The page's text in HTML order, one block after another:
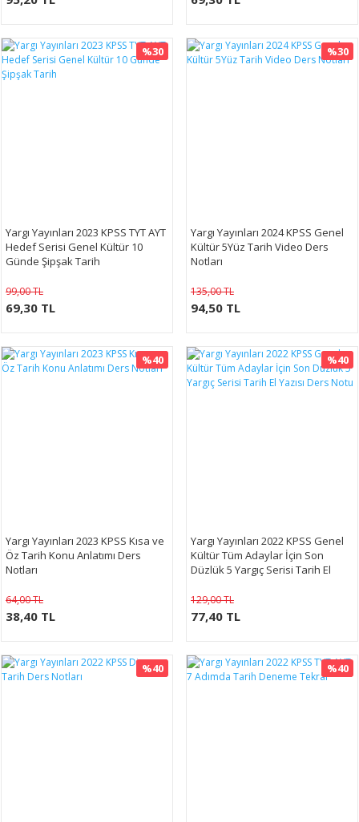
%30
Yargı Yayınları 2023 KPSS TYT AYT
Hedef Serisi Genel Kültür 10
Günde Şipşak Tarih
99,00 TL
69,30 TL
%30
Yargı Yayınları 2024 KPSS Genel
Kültür 5Yüz Tarih Video Ders
Notları
135,00 TL
94,50 TL
%40
Yargı Yayınları 2023 KPSS Kısa ve
Öz Tarih Konu Anlatımı Ders
Notları
64,00 TL
38,40 TL
%40
Yargı Yayınları 2022 KPSS Genel
Kültür Tüm Adaylar İçin Son
Düzlük 5 Yargıç Serisi Tarih El
129,00 TL
77,40 TL
%40 %40